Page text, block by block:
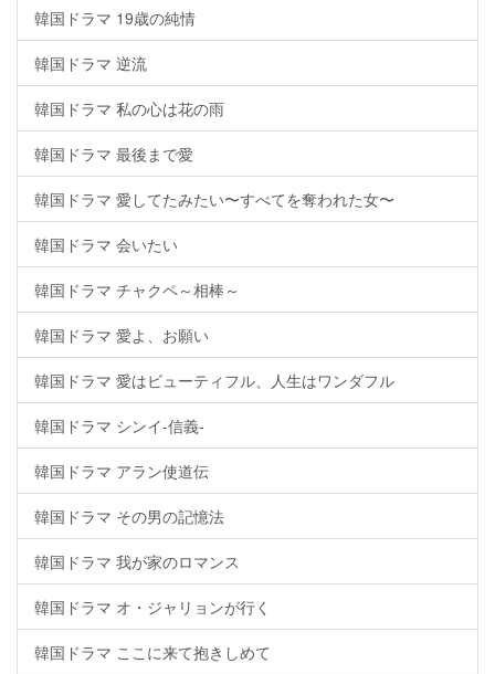
韓国ドラマ 19歳の純情
韓国ドラマ 逆流
韓国ドラマ 私の心は花の雨
韓国ドラマ 最後まで愛
韓国ドラマ 愛してたみたい〜すべてを奪われた女〜
韓国ドラマ 会いたい
韓国ドラマ チャクペ～相棒～
韓国ドラマ 愛よ、お願い
韓国ドラマ 愛はビューティフル、人生はワンダフル
韓国ドラマ シンイ-信義-
韓国ドラマ アラン使道伝
韓国ドラマ その男の記憶法
韓国ドラマ 我が家のロマンス
韓国ドラマ オ・ジャリョンが行く
韓国ドラマ ここに来て抱きしめて